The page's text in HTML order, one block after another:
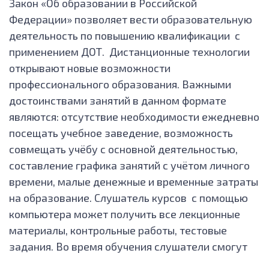
Закон «Об образовании в Российской
Федерации» позволяет вести образовательную
деятельность по повышению квалификации с
применением ДОТ. Дистанционные технологии
открывают новые возможности
профессионального образования. Важными
достоинствами занятий в данном формате
являются: отсутствие необходимости ежедневно
посещать учебное заведение, возможность
совмещать учёбу с основной деятельностью,
составление графика занятий с учётом личного
времени, малые денежные и временные затраты
на образование. Слушатель курсов с помощью
компьютера может получить все лекционные
материалы, контрольные работы, тестовые
задания. Во время обучения слушатели смогут